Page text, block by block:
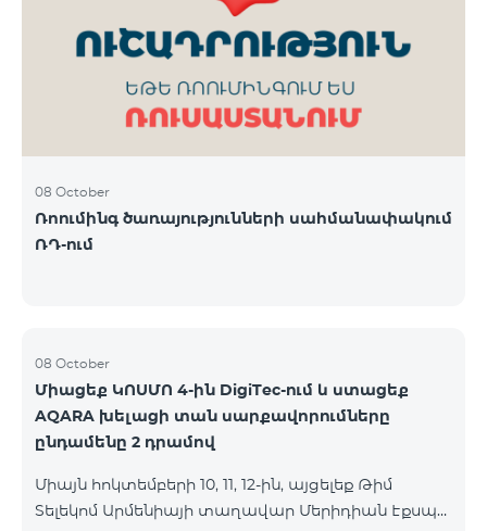
ԿՈՍՄՈ 3 TV փաթեթը․ Ինտերնետ. Մինչև 50 Մբիթ/
վ արագություն։ TV. Մինչև 80 TV ալիք՝ TeamTv
Smart հավելվածով Ֆիքսված հեռախոսակապ.
180 րոպե դեպի Team ֆիքսված ցանց։ Սույն
սակագնային փաթեթում ներառվա
08 October
Ռոումինգ ծառայությունների սահմանափակում
ՌԴ-ում
08 October
Միացեք ԿՈՍՄՈ 4-ին DigiTec-ում և ստացեք
AQARA խելացի տան սարքավորումները
ընդամենը 2 դրամով
Միայն հոկտեմբերի 10, 11, 12-ին, այցելեք Թիմ
Տելեկոմ Արմենիայի տաղավար Մերիդիան Էքսպո